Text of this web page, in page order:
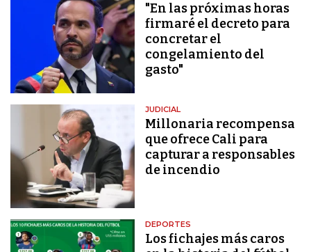
"En las próximas horas
firmaré el decreto para
concretar el
congelamiento del
gasto"
JUDICIAL
Millonaria recompensa
que ofrece Cali para
capturar a responsables
de incendio
DEPORTES
Los fichajes más caros